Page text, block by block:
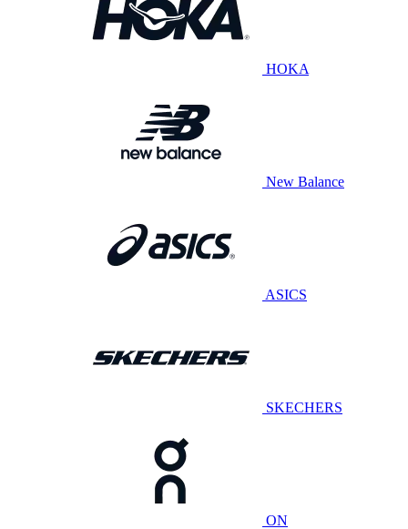
HOKA
New Balance
ASICS
SKECHERS
ON